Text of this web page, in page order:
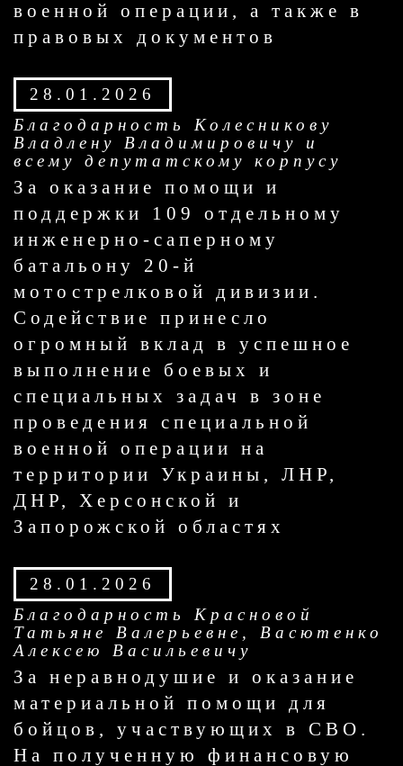
военной операции, а также в
правовых документов
28.01.2026
Благодарность Колесникову
Владлену Владимировичу и
всему депутатскому корпусу
За оказание помощи и
поддержки 109 отдельному
инженерно-саперному
батальону 20-й
мотострелковой дивизии.
Содействие принесло
огромный вклад в успешное
выполнение боевых и
специальных задач в зоне
проведения специальной
военной операции на
территории Украины, ЛНР,
ДНР, Херсонской и
Запорожской областях
28.01.2026
Благодарность Красновой
Татьяне Валерьевне, Васютенко
Алексею Васильевичу
За неравнодушие и оказание
материальной помощи для
бойцов, участвующих в СВО.
На полученную финансовую